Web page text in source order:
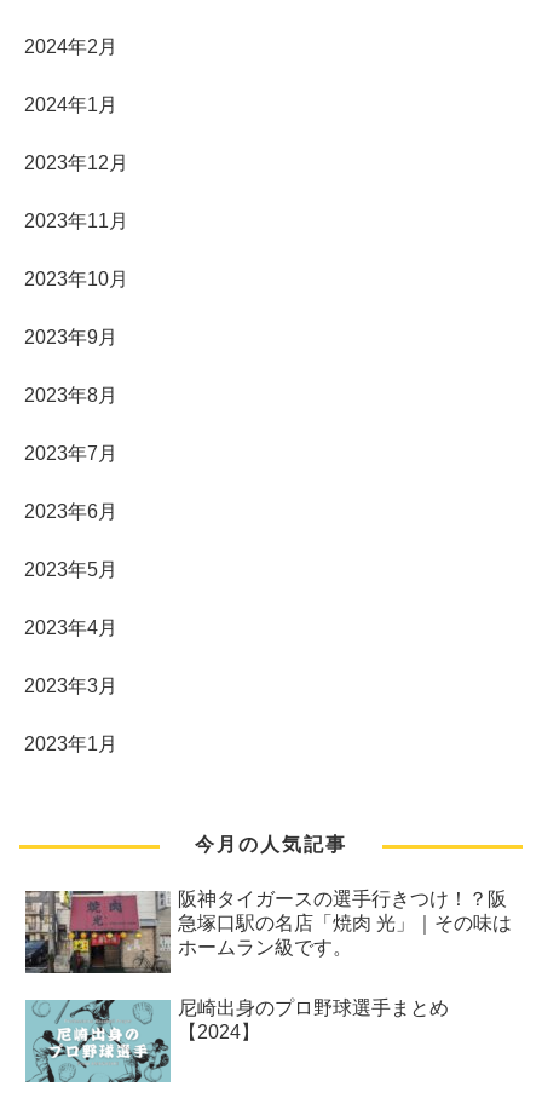
2024年2月
2024年1月
2023年12月
2023年11月
2023年10月
2023年9月
2023年8月
2023年7月
2023年6月
2023年5月
2023年4月
2023年3月
2023年1月
今月の人気記事
阪神タイガースの選手行きつけ！？阪
急塚口駅の名店「焼肉 光」｜その味は
ホームラン級です。
尼崎出身のプロ野球選手まとめ
【2024】